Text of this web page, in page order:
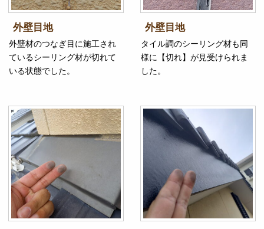
外壁目地
外壁材のつなぎ目に施工され
ているシーリング材が切れて
いる状態でした。
外壁目地
タイル調のシーリング材も同
様に【切れ】が見受けられま
した。